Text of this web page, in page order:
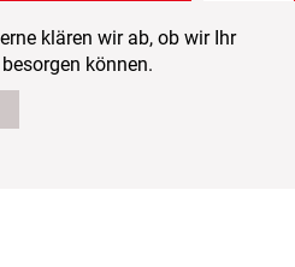
klären wir ab, ob wir Ihr
können.